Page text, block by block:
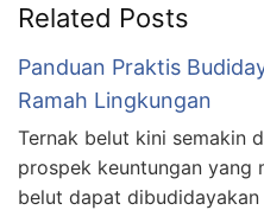
Related Posts
Panduan Praktis
Ramah Lingkungan
Ternak belut kini semakin
prospek keuntungan yang
belut dapat